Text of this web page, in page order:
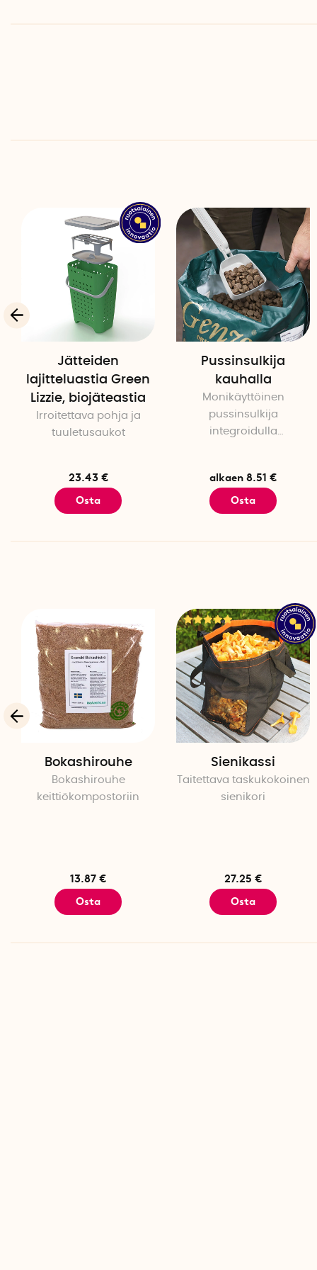
Jätteiden
lajitteluastia Green
Lizzie, biojäteastia
Irroitettava pohja ja
tuuletusaukot
23.43 €
Osta
Pussinsulkija
kauhalla
Monikäyttöinen
pussinsulkija
integroidulla
alkaen 8.51 €
Osta
Bokashirouhe
Bokashirouhe
keittiökompostoriin
13.87 €
Osta
Sienikassi
Taitettava taskukokoinen
sienikori
27.25 €
Osta